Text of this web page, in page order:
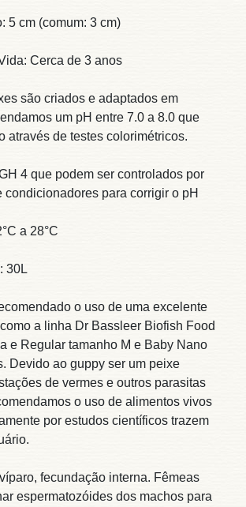
5 cm (comum: 3 cm)
Cerca de 3 anos
são criados e adaptados em
um pH entre 7.0 a 8.0 que
através de testes colorimétricos.
4 que podem ser controlados por
condicionadores para corrigir o pH
a 28°C
30L
o uso de uma excelente
a linha Dr Bassleer Biofish Food
e Regular tamanho M e Baby Nano
Devido ao guppy ser um peixe
de vermes e outros parasitas
o uso de alimentos vivos
por estudos científicos trazem
fecundação interna. Fêmeas
espermatozóides dos machos para